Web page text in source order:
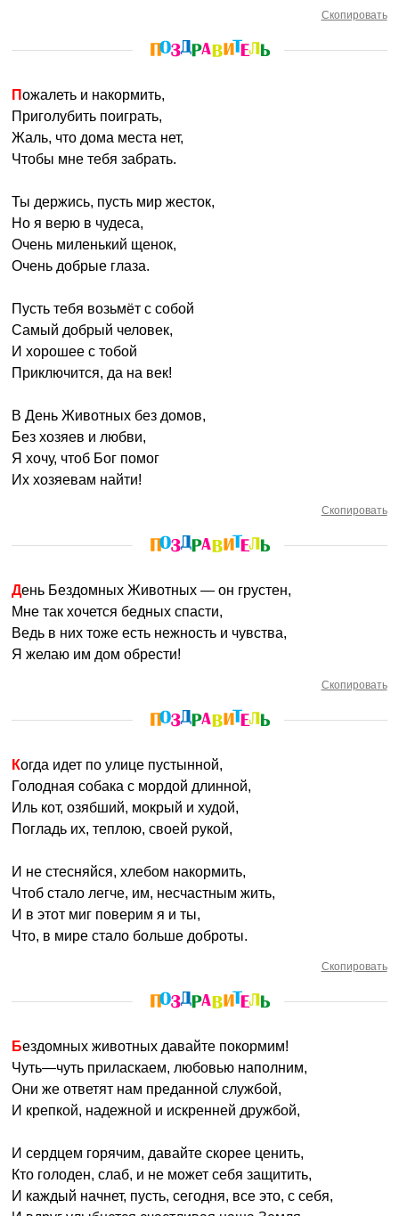
Скопировать
Пожалеть и накормить,
Приголубить поиграть,
Жаль, что дома места нет,
Чтобы мне тебя забрать.
Ты держись, пусть мир жесток,
Но я верю в чудеса,
Очень миленький щенок,
Очень добрые глаза.
Пусть тебя возьмёт с собой
Самый добрый человек,
И хорошее с тобой
Приключится, да на век!
В День Животных без домов,
Без хозяев и любви,
Я хочу, чтоб Бог помог
Их хозяевам найти!
Скопировать
День Бездомных Животных — он грустен,
Мне так хочется бедных спасти,
Ведь в них тоже есть нежность и чувства,
Я желаю им дом обрести!
Скопировать
Когда идет по улице пустынной,
Голодная собака с мордой длинной,
Иль кот, озябший, мокрый и худой,
Погладь их, теплою, своей рукой,
И не стесняйся, хлебом накормить,
Чтоб стало легче, им, несчастным жить,
И в этот миг поверим я и ты,
Что, в мире стало больше доброты.
Скопировать
Бездомных животных давайте покормим!
Чуть—чуть приласкаем, любовью наполним,
Они же ответят нам преданной службой,
И крепкой, надежной и искренней дружбой,
И сердцем горячим, давайте скорее ценить,
Кто голоден, слаб, и не может себя защитить,
И каждый начнет, пусть, сегодня, все это, с себя,